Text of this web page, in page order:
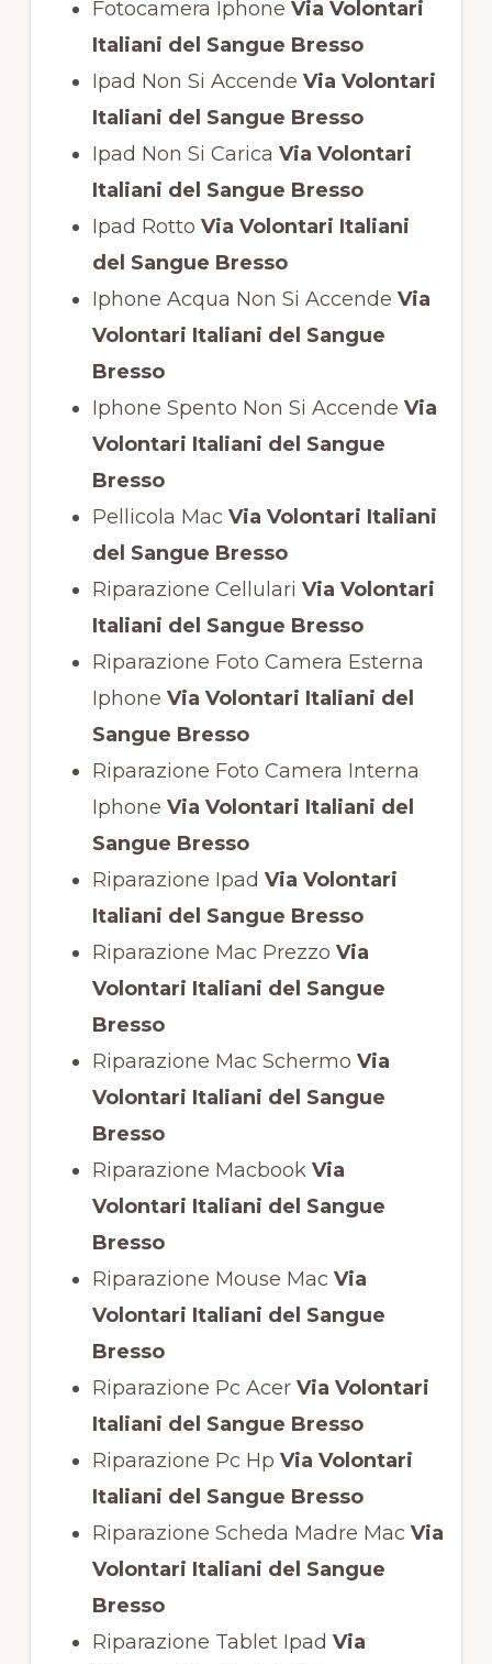
Fotocamera Iphone Via Volontari
Italiani del Sangue Bresso
Ipad Non Si Accende Via Volontari
Italiani del Sangue Bresso
Ipad Non Si Carica Via Volontari
Italiani del Sangue Bresso
Ipad Rotto Via Volontari Italiani
del Sangue Bresso
Iphone Acqua Non Si Accende Via
Volontari Italiani del Sangue
Bresso
Iphone Spento Non Si Accende Via
Volontari Italiani del Sangue
Bresso
Pellicola Mac Via Volontari Italiani
del Sangue Bresso
Riparazione Cellulari Via Volontari
Italiani del Sangue Bresso
Riparazione Foto Camera Esterna
Iphone Via Volontari Italiani del
Sangue Bresso
Riparazione Foto Camera Interna
Iphone Via Volontari Italiani del
Sangue Bresso
Riparazione Ipad Via Volontari
Italiani del Sangue Bresso
Riparazione Mac Prezzo Via
Volontari Italiani del Sangue
Bresso
Riparazione Mac Schermo Via
Volontari Italiani del Sangue
Bresso
Riparazione MacbookVia
Volontari Italiani del Sangue
Bresso
Riparazione Mouse Mac Via
Volontari Italiani del Sangue
Bresso
Riparazione Pc AcerVia Volontari
Italiani del Sangue Bresso
Riparazione Pc Hp Via Volontari
Italiani del Sangue Bresso
Riparazione Scheda Madre Mac Via
Volontari Italiani del Sangue
Bresso
Riparazione Tablet Ipad Via